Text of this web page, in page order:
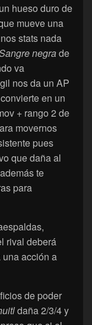
hueso duro de
mueve una
stats nada
negrade
va
nos da un AP
en un
+ rango 2 de
movernos
pues
que daña al
te
para
rival deberá
acción a
de poder
daña 2/3/4 y